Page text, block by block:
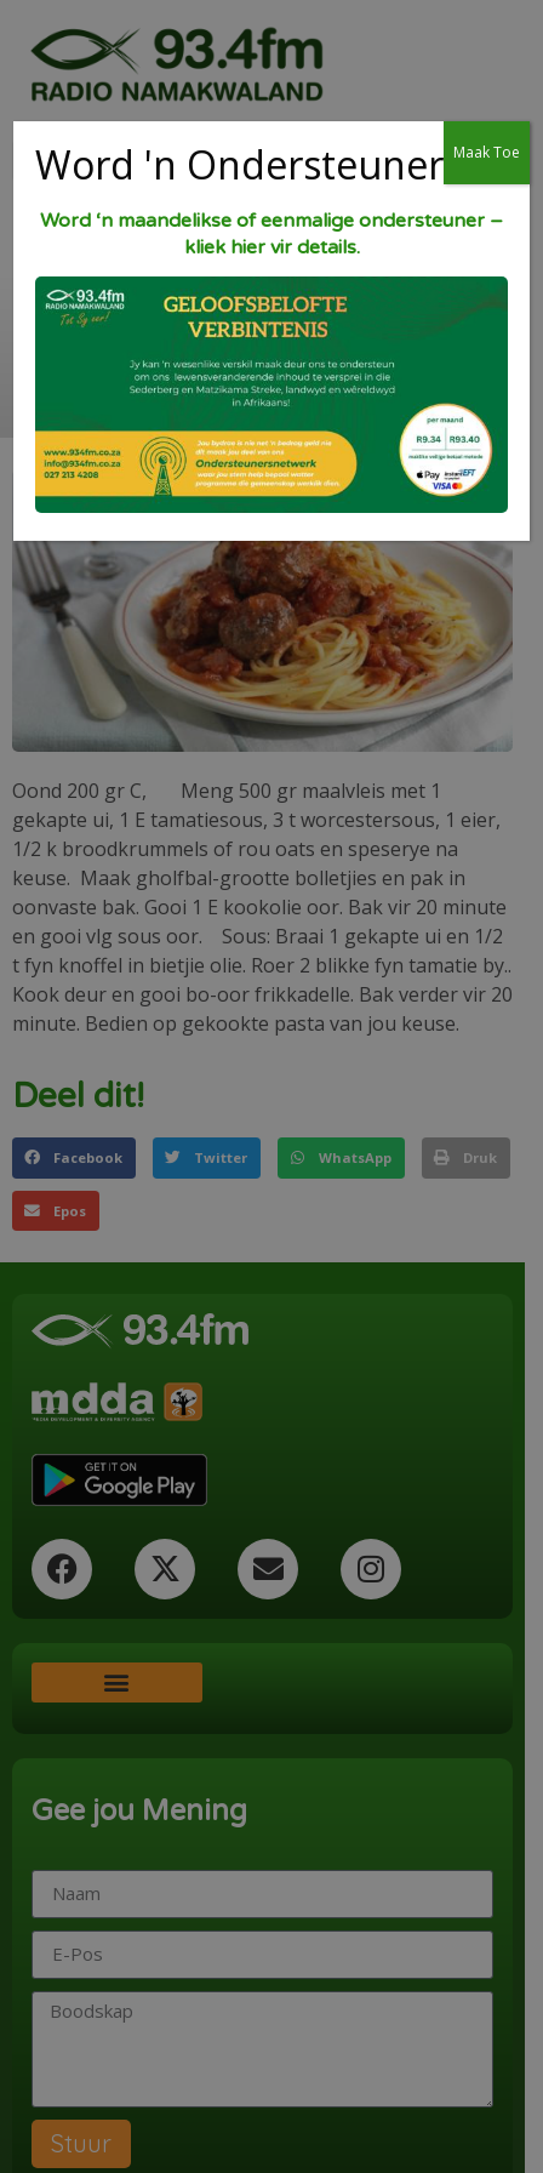
Frikkadelle in
tamatiesous
Oond 200 gr C, Meng 500 gr maalvleis met 1
gekapte ui, 1 E tamatiesous, 3 t worcestersous, 1 eier,
1/2 k broodkrummels of rou oats en speserye na
keuse. Maak gholfbal-grootte bolletjies en pak in
oonvaste bak. Gooi 1 E kookolie oor. Bak vir 20 minute
en gooi vlg sous oor. Sous: Braai 1 gekapte ui en 1/2
t fyn knoffel in bietjie olie. Roer 2 blikke fyn tamatie by..
Kook deur en gooi bo-oor frikkadelle. Bak verder vir 20
minute. Bedien op gekookte pasta van jou keuse.
Deel dit!
Facebook Twitter WhatsApp Druk
Epos
Gee jou Mening
Stuur
Word 'n Ondersteuner
Word ‘n maandelikse of eenmalige ondersteuner –
kliek hier vir details.
Maak Toe